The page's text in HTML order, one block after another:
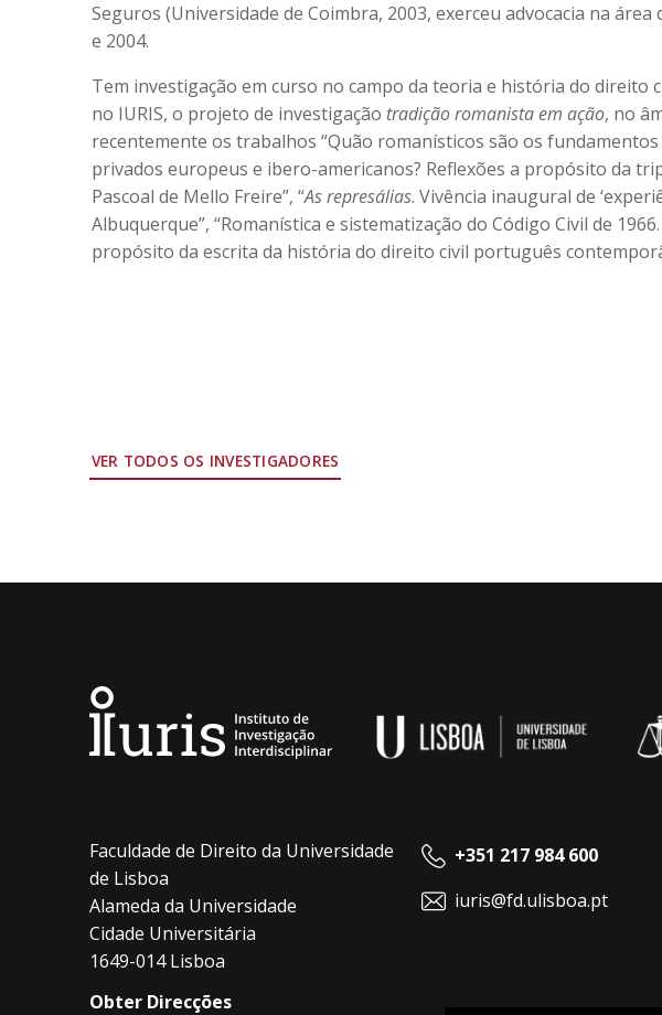
Seguros (Universidade de Coimbra, 2003, exerceu advocacia na
e 2004.
Tem investigação em curso no campo da teoria e história do direito
no IURIS, o projeto de investigação tradição romanista em ação, no
recentemente os trabalhos “Quão romanísticos são os
privados europeus e ibero-americanos? Reflexões a propósito da
Pascoal de Mello Freire”, “As represálias. Vivência inaugural de
Albuquerque”, “Romanística e sistematização do Código Civil de
propósito da escrita da história do direito civil português
VER TODOS OS INVESTIGADORES
Faculdade de Direito da Universidade
de Lisboa
Alameda da Universidade
Cidade Universitária
1649-014 Lisboa
Obter Direcções
+351 217 984 600
iuris@fd.ulisboa.pt